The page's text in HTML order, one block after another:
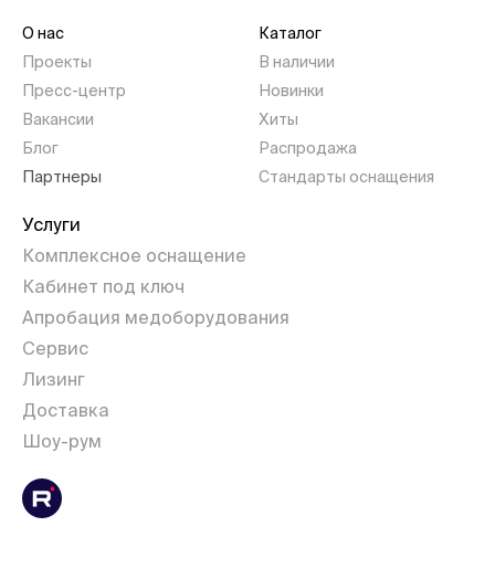
О нас
Проекты
Пресс-центр
Вакансии
Блог
Партнеры
Каталог
В наличии
Новинки
Хиты
Распродажа
Стандарты оснащения
Услуги
Комплексное оснащение
Кабинет под ключ
Апробация медоборудования
Сервис
Лизинг
Доставка
Шоу-рум